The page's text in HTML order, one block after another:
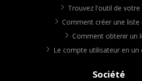
Trouvez l'outil de votre
Comment créer une liste
Comment obtenir un
Le compte utilisateur en
Société